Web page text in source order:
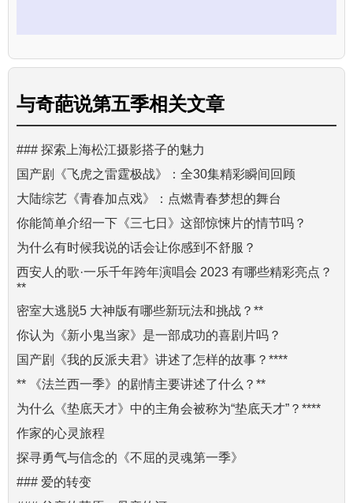
与奇葩说第五季相关文章
### 探索上海松江摄影搭子的魅力
国产剧《飞虎之雷霆极战》：全30集精彩瞬间回顾
大陆综艺《青春加点戏》：点燃青春梦想的舞台
你能简单介绍一下《三七日》这部惊悚片的情节吗？
为什么有时候我说的话会让你感到不舒服？
西安人的歌·一乐千年跨年演唱会 2023 有哪些精彩亮点？
**
密室大逃脱5 大神版有哪些新玩法和挑战？**
你认为《新小鬼当家》是一部成功的喜剧片吗？
国产剧《我的反派夫君》讲述了怎样的故事？****
** 《法兰西一季》的剧情主要讲述了什么？**
为什么《垫底天才》中的主角会被称为“垫底天才”？****
作家的心灵旅程
探寻勇气与信念的《不屈的灵魂第一季》
### 爱的转变